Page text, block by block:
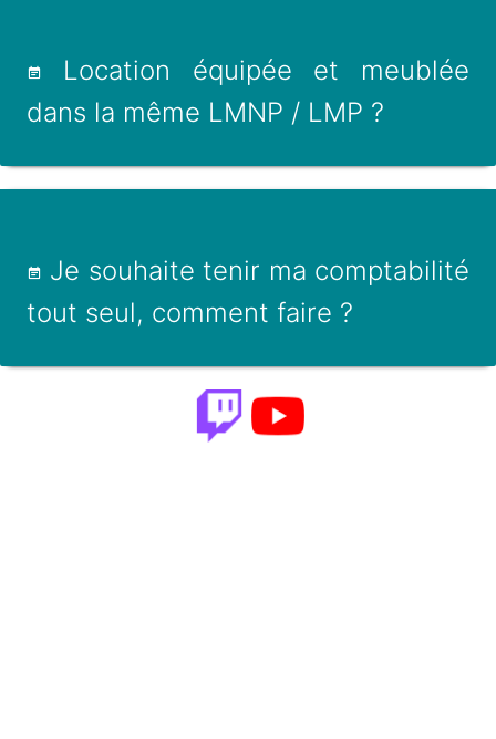
Location équipée et meublée
dans la même LMNP / LMP ?
Je souhaite tenir ma comptabilité
tout seul, comment faire ?